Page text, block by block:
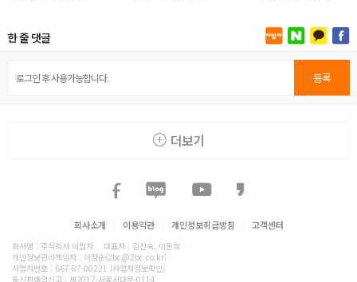
한 줄 댓글
등록
더보기
회사소개 이용약관 개인정보취급방침 고객센터
회사명 : 주식회사 이밥차
대표자 : 김선숙, 이돈희
개인정보관리책임자 : 이정순(2bc@2bc.co.kr)
사업자번호 : 667-87-00221 [사업자정보확인]
통신판매업신고 : 제2017-서울서대문-0114